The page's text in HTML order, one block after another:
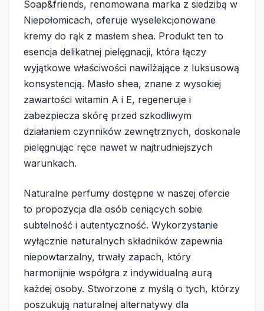
Soap&friends, renomowana marka z siedzibą w
Niepołomicach, oferuje wyselekcjonowane
kremy do rąk z masłem shea. Produkt ten to
esencja delikatnej pielęgnacji, która łączy
wyjątkowe właściwości nawilżające z luksusową
konsystencją. Masło shea, znane z wysokiej
zawartości witamin A i E, regeneruje i
zabezpiecza skórę przed szkodliwym
działaniem czynników zewnętrznych, doskonale
pielęgnując ręce nawet w najtrudniejszych
warunkach.
Naturalne perfumy dostępne w naszej ofercie
to propozycja dla osób ceniących sobie
subtelność i autentyczność. Wykorzystanie
wyłącznie naturalnych składników zapewnia
niepowtarzalny, trwały zapach, który
harmonijnie współgra z indywidualną aurą
każdej osoby. Stworzone z myślą o tych, którzy
poszukują naturalnej alternatywy dla